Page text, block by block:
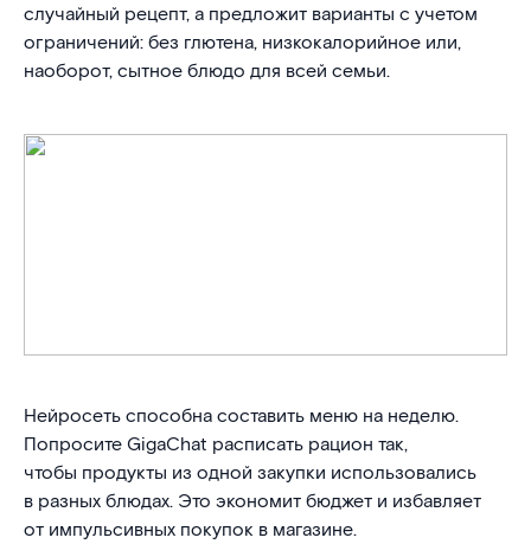
случайный рецепт, а предложит варианты с учетом
ограничений: без глютена, низкокалорийное или,
наоборот, сытное блюдо для всей семьи.
Нейросеть способна составить меню на неделю.
Попросите GigaChat расписать рацион так,
чтобы продукты из одной закупки использовались
в разных блюдах. Это экономит бюджет и избавляет
от импульсивных покупок в магазине.